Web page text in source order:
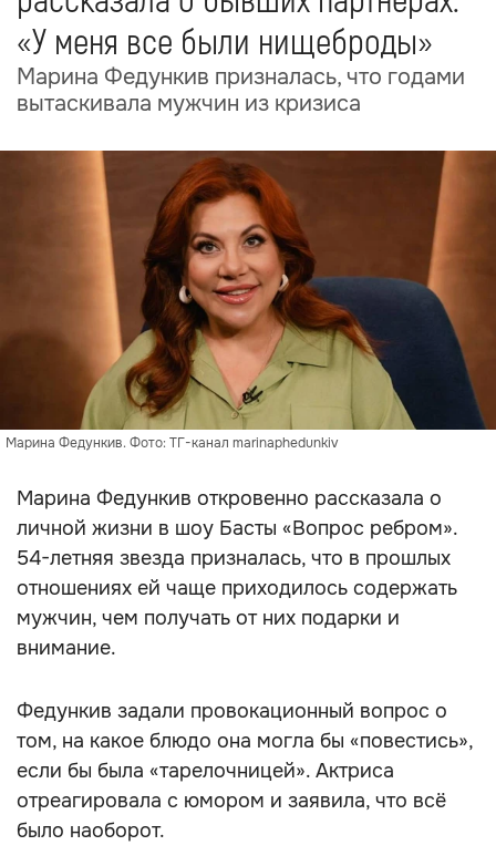
«У меня все были нищеброды»
Марина Федункив призналась, что годами
вытаскивала мужчин из кризиса
Марина Федункив. Фото: ТГ-канал marinaphedunkiv
Марина Федункив откровенно рассказала о
личной жизни в шоу Басты «Вопрос ребром».
54-летняя звезда призналась, что в прошлых
отношениях ей чаще приходилось содержать
мужчин, чем получать от них подарки и
внимание.
Федункив задали провокационный вопрос о
том, на какое блюдо она могла бы «повестись»,
если бы была «тарелочницей». Актриса
отреагировала с юмором и заявила, что всё
было наоборот.